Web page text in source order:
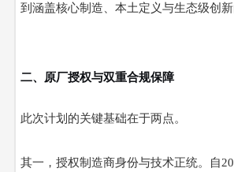
到涵盖核心制造、本土定义与生态级创新
二、原厂授权与双重合规保障
此次计划的关键基础在于两点。
其一，授权制造商身份与技术正统。自